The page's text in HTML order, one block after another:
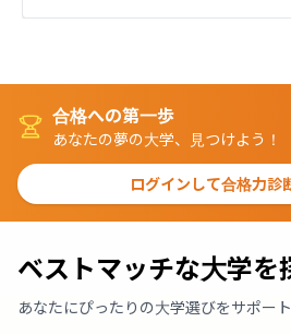
合格への第一歩
あなたの夢の大学、見つけよう！
ログインして合格力診
ベストマッチな大学を
あなたにぴったりの大学選びをサポー